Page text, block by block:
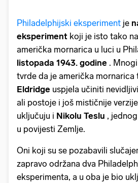
Philadelphijski eksperiment je
eksperiment koji je isto tako
američka mornarica u luci u
listopada 1943. godine .
tvrde da je američka mornarica
Eldridge uspjela učiniti
ali postoje i još mističnije
uključuju i Nikolu Teslu ,
u povijesti Zemlje.
Oni koji su se pozabavili
zapravo održana dva
eksperimenta, a u oba je bio